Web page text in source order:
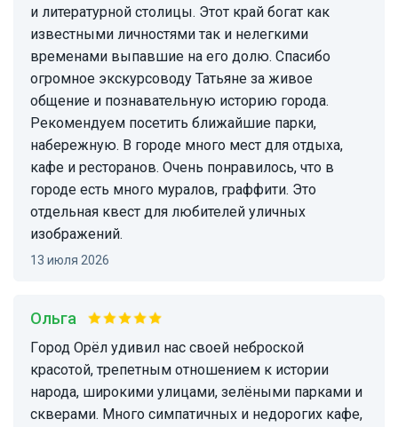
и литературной столицы. Этот край богат как
известными личностями так и нелегкими
временами выпавшие на его долю. Спасибо
огромное экскурсоводу Татьяне за живое
общение и познавательную историю города.
Рекомендуем посетить ближайшие парки,
набережную. В городе много мест для отдыха,
кафе и ресторанов. Очень понравилось, что в
городе есть много муралов, граффити. Это
отдельная квест для любителей уличных
изображений.
13 июля 2026
Ольга
Город Орёл удивил нас своей неброской
красотой, трепетным отношением к истории
народа, широкими улицами, зелёными парками и
скверами. Много симпатичных и недорогих кафе,